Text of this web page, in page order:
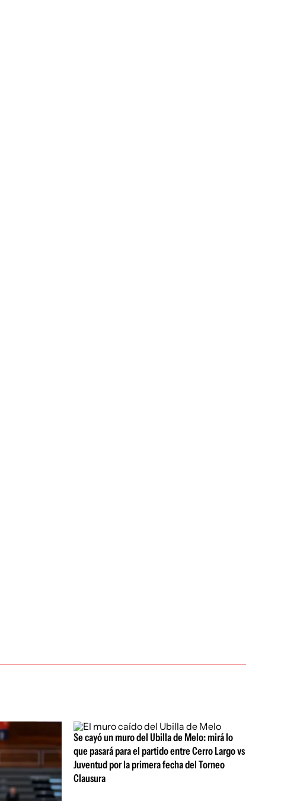
Se cayó un muro del Ubilla de Melo: mirá lo
que pasará para el partido entre Cerro Largo vs
Juventud por la primera fecha del Torneo
Clausura